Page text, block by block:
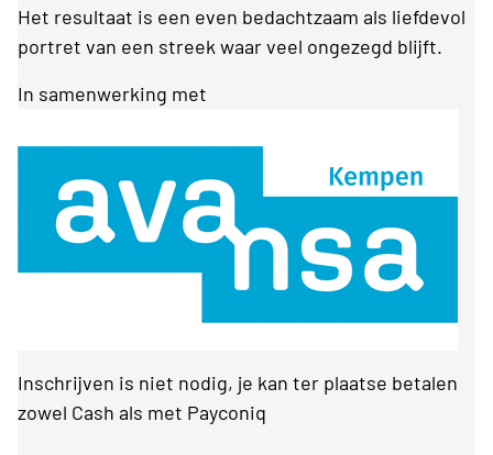
Het resultaat is een even bedachtzaam als liefdevol
portret van een streek waar veel ongezegd blijft.
In samenwerking met
Inschrijven is niet nodig, je kan ter plaatse betalen
zowel Cash als met Payconiq